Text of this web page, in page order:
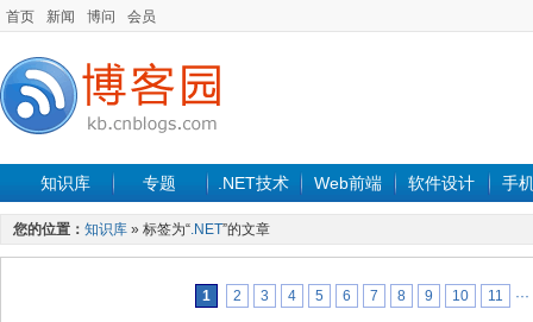
首页 新闻 博问 会员
知识库 专题 .NET技术 Web前端 软件设计 手
您的位置： 知识库 » 标签为“.NET”的文章
1 2 3 4 5 6 7 8 9 10 11 ···